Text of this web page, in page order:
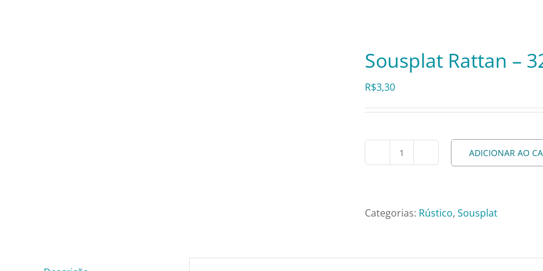
Sousplat Rattan –
R$3,30
Sousplat
32cm
ADICIONAR AO
Categorias: Rústico, Sousplat